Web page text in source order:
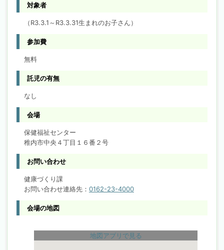
対象者
（R3.3.1～R3.3.31生まれのお子さん）
参加費
無料
託児の有無
なし
会場
保健福祉センター
稚内市中央４丁目１６番２号
お問い合わせ
健康づくり課
お問い合わせ連絡先： 0162-23-4000
会場の地図
地図アプリで見る